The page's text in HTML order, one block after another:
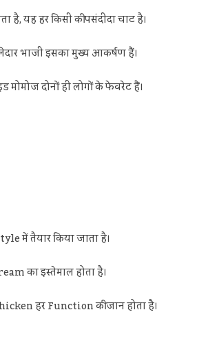
यह हर किसी की पसंदीदा चाट है।
भाजी इसका मुख्य आकर्षण हैं।
दोनों ही लोगों के फेवरेट हैं।
में तैयार किया जाता है।
का इस्तेमाल होता है।
हर Function की जान होता है।